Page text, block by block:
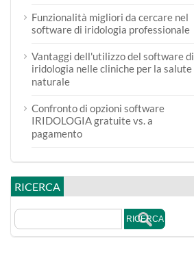
Funzionalità migliori da cercare nel
software di iridologia professionale
Vantaggi dell'utilizzo del software di
iridologia nelle cliniche per la salute
naturale
Confronto di opzioni software
IRIDOLOGIA gratuite vs. a
pagamento
RICERCA